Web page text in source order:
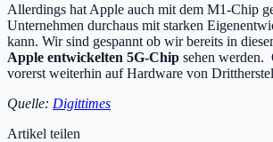
Allerdings hat Apple auch mit dem M1-Chip
Unternehmen durchaus mit starken
kann. Wir sind gespannt ob wir bereits in
Apple entwickelten 5G-Chip sehen werden.
vorerst weiterhin auf Hardware von
Quelle: Digittimes
Artikel teilen